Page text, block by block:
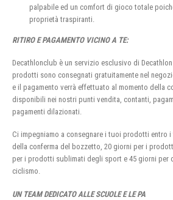
palpabile ed un comfort di gioco totale
proprietà traspiranti.
RITIRO E PAGAMENTO VICINO A TE:
Decathlonclub è un servizio esclusivo di
prodotti sono consegnati gratuitamente nel
e il pagamento verrà effettuato al momento della
disponibili nei nostri punti vendita, contanti,
pagamenti dilazionati.
Ci impegniamo a consegnare i tuoi prodotti entro
della conferma del bozzetto, 20 giorni per i
per i prodotti sublimati degli sport e 45 giorni per
ciclismo.
UN TEAM DEDICATO ALLE SCUOLE E LE PA